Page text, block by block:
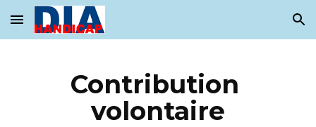
Skip to main content Skip to navigation
Contribution
volontaire